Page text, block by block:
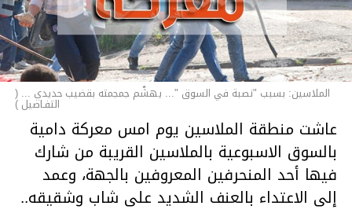
الملاسين: بسبب "نصبة في السوق "... يهشّم جمجمته بقضيب حديدي ... (
التفـاصيل )
عاشت منطقة الملاسين يوم امس معركة دامية
بالسوق الاسبوعية بالملاسين القريبة من شارك
فيها أحد المنحرفين المعروفين بالجهة، وعمد
إلى الاعتداء بالعنف الشديد على شاب وشقيقه..